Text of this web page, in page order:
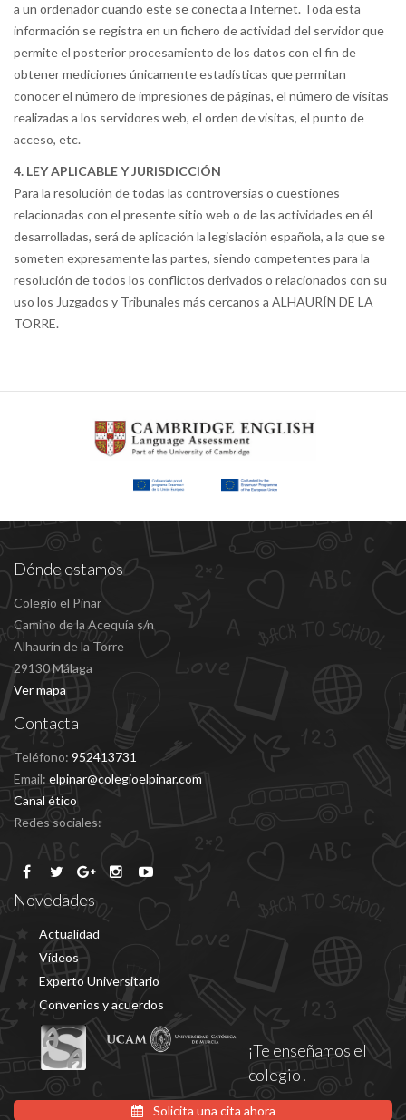
a un ordenador cuando este se conecta a Internet. Toda esta
información se registra en un fichero de actividad del servidor que
permite el posterior procesamiento de los datos con el fin de
obtener mediciones únicamente estadísticas que permitan
conocer el número de impresiones de páginas, el número de visitas
realizadas a los servidores web, el orden de visitas, el punto de
acceso, etc.
4. LEY APLICABLE Y JURISDICCIÓN
Para la resolución de todas las controversias o cuestiones
relacionadas con el presente sitio web o de las actividades en él
desarrolladas, será de aplicación la legislación española, a la que se
someten expresamente las partes, siendo competentes para la
resolución de todos los conflictos derivados o relacionados con su
uso los Juzgados y Tribunales más cercanos a ALHAURÍN DE LA
TORRE.
Dónde estamos
Colegio el Pinar
Camino de la Acequía s/n
Alhaurín de la Torre
29130 Málaga
Ver mapa
Contacta
Teléfono: 952413731
Email: elpinar@colegioelpinar.com
Canal ético
Redes sociales:
Novedades
Actualidad
Vídeos
Experto Universitario
Convenios y acuerdos
¡Te enseñamos el
colegio!
Solicita una cita ahora